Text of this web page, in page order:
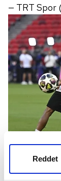
Reddet
— TRT Spor
PSG-